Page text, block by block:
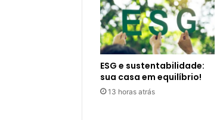
ESG e sustentabilidade:
sua casa em equilíbrio!
13 horas atrás